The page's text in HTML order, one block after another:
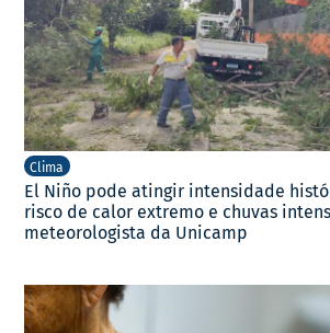
Clima
El Niño pode atingir intensidade
risco de calor extremo e chuvas
meteorologista da Unicamp